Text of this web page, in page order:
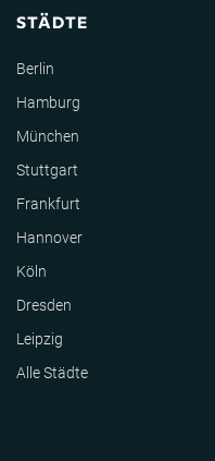
STÄDTE
Berlin
Hamburg
München
Stuttgart
Frankfurt
Hannover
Köln
Dresden
Leipzig
Alle Städte